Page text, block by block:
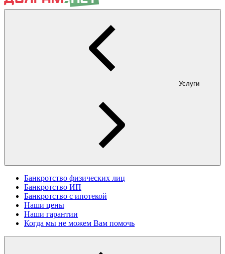
Услуги
Банкротство физических лиц
Банкротство ИП
Банкротство с ипотекой
Наши цены
Наши гарантии
Когда мы не можем Вам помочь